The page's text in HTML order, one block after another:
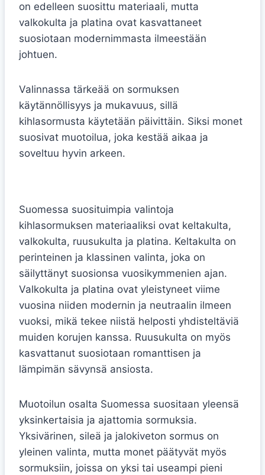
on edelleen suosittu materiaali, mutta
valkokulta ja platina ovat kasvattaneet
suosiotaan modernimmasta ilmeestään
johtuen.
Valinnassa tärkeää on sormuksen
käytännöllisyys ja mukavuus, sillä
kihlasormusta käytetään päivittäin. Siksi monet
suosivat muotoilua, joka kestää aikaa ja
soveltuu hyvin arkeen.
Suomessa suosituimpia valintoja
kihlasormuksen materiaaliksi ovat keltakulta,
valkokulta, ruusukulta ja platina. Keltakulta on
perinteinen ja klassinen valinta, joka on
säilyttänyt suosionsa vuosikymmenien ajan.
Valkokulta ja platina ovat yleistyneet viime
vuosina niiden modernin ja neutraalin ilmeen
vuoksi, mikä tekee niistä helposti yhdisteltäviä
muiden korujen kanssa. Ruusukulta on myös
kasvattanut suosiotaan romanttisen ja
lämpimän sävynsä ansiosta.
Muotoilun osalta Suomessa suositaan yleensä
yksinkertaisia ja ajattomia sormuksia.
Yksivärinen, sileä ja jalokiveton sormus on
yleinen valinta, mutta monet päätyvät myös
sormuksiin, joissa on yksi tai useampi pieni